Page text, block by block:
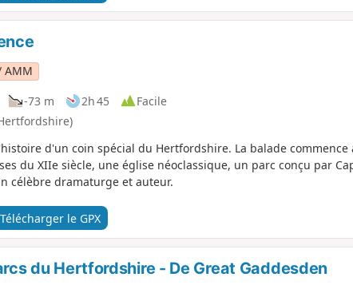
AMM
-73 m 2h 45
Facile
d'un coin spécial du Hertfordshire. La balade commence
du XIIe siècle, une église néoclassique, un parc conçu par
célèbre dramaturge et auteur.
Télécharger le GPX
du Hertfordshire - De Great Gaddesden